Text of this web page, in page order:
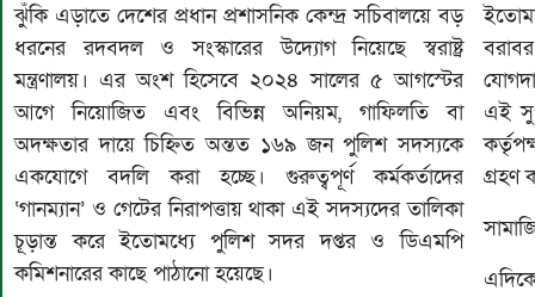
ঝুঁকি এড়াতে দেশের প্রধান প্রশাসনিক কেন্দ্র সচিবালয়ে বড়
ধরনের রদবদল ও সংস্কারের উদ্যোগ নিয়েছে স্বরাষ্ট্র
মন্ত্রণালয়। এর অংশ হিসেবে ২০২৪ সালের ৫ আগস্টের
আগে নিয়োজিত এবং বিভিন্ন অনিয়ম, গাফিলতি বা
অদক্ষতার দায়ে চিহ্নিত অন্তত ১৬৯ জন পুলিশ সদস্যকে
একযোগে বদলি করা হচ্ছে। গুরুত্বপূর্ণ কর্মকর্তাদের
‘গানম্যান’ ও গেটের নিরাপত্তায় থাকা এই সদস্যদের তালিকা
চূড়ান্ত করে ইতোমধ্যে পুলিশ সদর দপ্তর ও ডিএমপি
কমিশনারের কাছে পাঠানো হয়েছে।
এই
গ্রহণ